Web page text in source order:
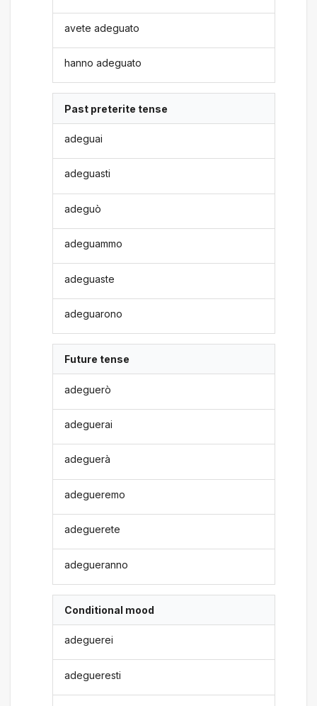
avete adeguato
hanno adeguato
Past preterite tense
adeguai
adeguasti
adeguò
adeguammo
adeguaste
adeguarono
Future tense
adeguerò
adeguerai
adeguerà
adegueremo
adeguerete
adegueranno
Conditional mood
adeguerei
adegueresti